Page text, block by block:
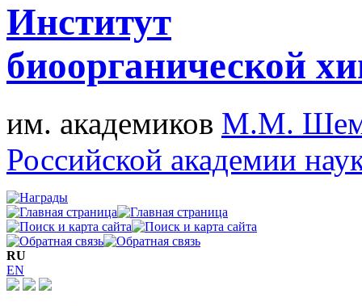
Институт
биоорганической
им. академиков М.М.
Российской академии
RU
EN